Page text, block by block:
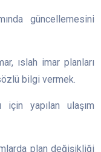
güncellemesini
ıslah imar planları
bilgi vermek.
yapılan ulaşım
plan değişikliği